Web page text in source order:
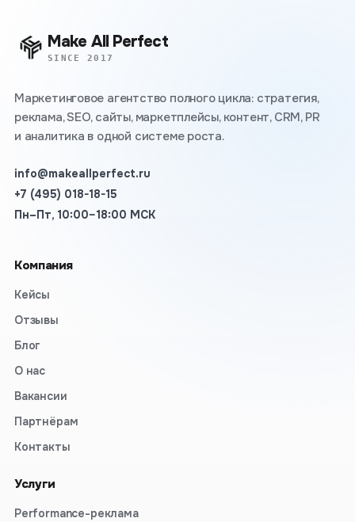
Make All Perfect
SINCE 2017
Маркетинговое агентство полного цикла: стратегия,
реклама, SEO, сайты, маркетплейсы, контент, CRM, PR
и аналитика в одной системе роста.
info@makeallperfect.ru
+7 (495) 018-18-15
Пн–Пт, 10:00–18:00 МСК
Компания
Кейсы
Отзывы
Блог
О нас
Вакансии
Партнёрам
Контакты
Услуги
Performance-реклама